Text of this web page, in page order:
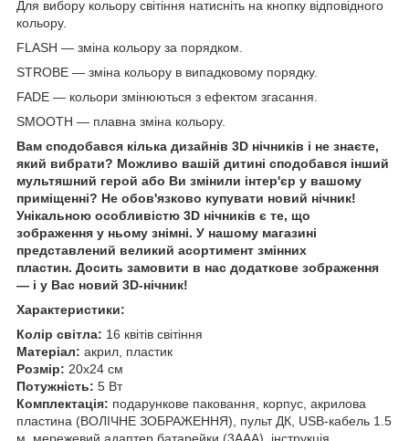
Для вибору кольору світіння натисніть на кнопку відповідного
кольору.
FLASH — зміна кольору за порядком.
STROBE — зміна кольору в випадковому порядку.
FADE — кольори змінюються з ефектом згасання.
SMOOTH — плавна зміна кольору.
Вам сподобався кілька дизайнів 3D нічників і не знаєте,
який вибрати? Можливо вашій дитині сподобався інший
мультяшний герой або Ви змінили інтер'єр у вашому
приміщенні? Не обов'язково купувати новий нічник!
Унікальною особливістю 3D нічників є те, що
зображення у ньому знімні. У нашому магазині
представлений великий асортимент змінних
пластин. Досить замовити в нас додаткове зображення
— і у Вас новий 3D-нічник!
Характеристики:
Колір світла: 16 квітів світіння
Матеріал: акрил, пластик
Розмір: 20х24 см
Потужність: 5 Вт
Комплектація: подарункове паковання, корпус, акрилова
пластина (ВОЛІЧНЕ ЗОБРАЖЕННЯ), пульт ДК, USB-кабель 1.5
м, мережевий адаптер,батарейки (3ААА), інструкція